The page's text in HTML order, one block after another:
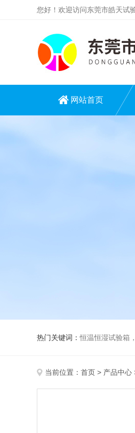
您好！欢迎访问东莞市皓天试
网站首页
热门关键词：恒温恒湿试验箱，
当前位置： 首页 > 产品中心